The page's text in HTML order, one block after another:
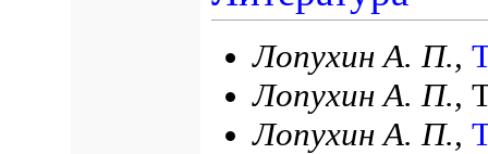
Лопухин А. П.,
Лопухин А. П.,
Лопухин А. П.,